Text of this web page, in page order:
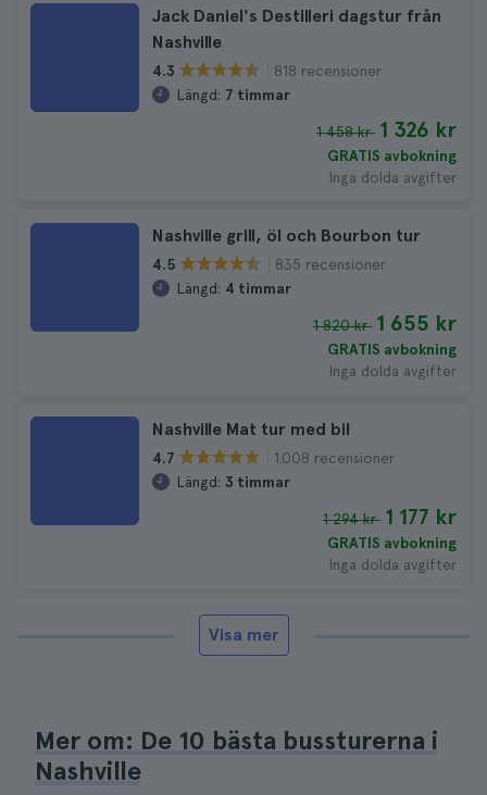
Jack Daniel's Destilleri dagstur från
Nashville
4.3
818 recensioner
Längd: 7 timmar
1 458 kr 1 326 kr
GRATIS avbokning
Inga dolda avgifter
Nashville grill, öl och Bourbon tur
4.5
835 recensioner
Längd: 4 timmar
1 820 kr 1 655 kr
GRATIS avbokning
Inga dolda avgifter
Nashville Mat tur med bil
4.7
1.008 recensioner
Längd: 3 timmar
1 294 kr 1 177 kr
GRATIS avbokning
Inga dolda avgifter
Visa mer
Mer om: De 10 bästa bussturerna i
Nashville